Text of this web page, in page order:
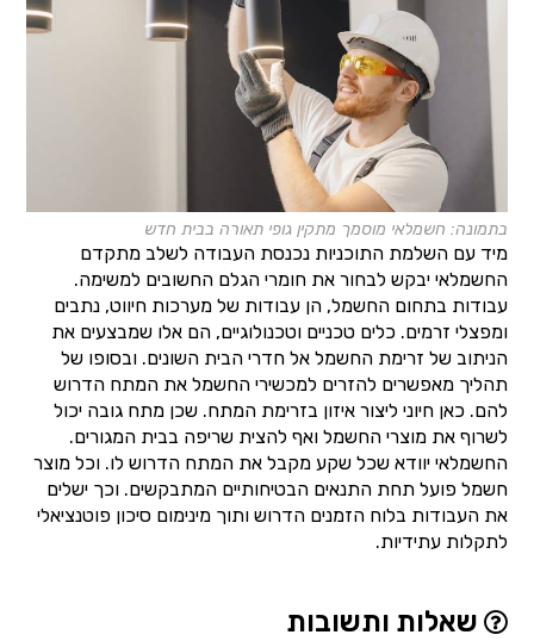
בתמונה: חשמלאי מוסמך מתקין גופי תאורה בבית חדש
מיד עם השלמת התוכניות נכנסת העבודה לשלב מתקדם
החשמלאי יבקש לבחור את חומרי הגלם החשובים למשימה.
עבודות בתחום החשמל, הן עבודות של מערכות חיווט, נתבים
ומפצלי זרמים. כלים טכניים וטכנולוגיים, הם אלו שמבצעים את
הניתוב של זרימת החשמל אל חדרי הבית השונים. ובסופו של
תהליך מאפשרים להזרים למכשירי החשמל את המתח הדרוש
להם. כאן חיוני ליצור איזון בזרימת המתח. שכן מתח גובה יכול
לשרוף את מוצרי החשמל ואף להצית שריפה בבית המגורים.
החשמלאי יוודא שכל שקע מקבל את המתח הדרוש לו. וכל מוצר
חשמל פועל תחת התנאים הבטיחותיים המתבקשים. וכך ישלים
את העבודות בלוח הזמנים הדרוש ותוך מינימום סיכון פוטנציאלי
לתקלות עתידיות.
שאלות ותשובות